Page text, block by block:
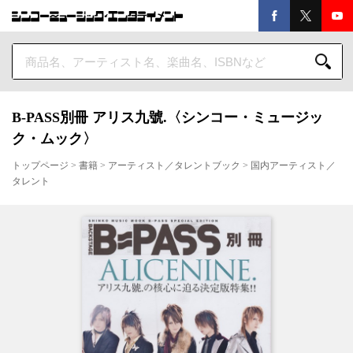
B-PASS別冊 アリス九號.〈シンコー・ミュージッ
ク・ムック〉
トップページ > 書籍 > アーティスト／タレントブック > 国内アーティスト／
タレント